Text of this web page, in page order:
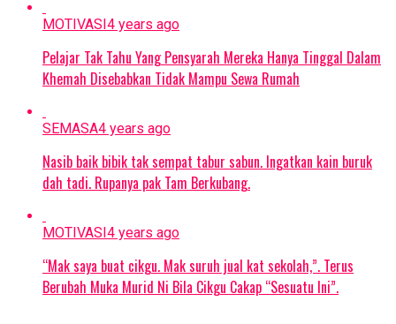
MOTIVASI4 years ago
Pelajar Tak Tahu Yang Pensyarah Mereka Hanya Tinggal Dalam
Khemah Disebabkan Tidak Mampu Sewa Rumah
SEMASA4 years ago
Nasib baik bibik tak sempat tabur sabun. Ingatkan kain buruk
dah tadi. Rupanya pak Tam Berkubang.
MOTIVASI4 years ago
“Mak saya buat cikgu. Mak suruh jual kat sekolah,”. Terus
Berubah Muka Murid Ni Bila Cikgu Cakap “Sesuatu Ini”.